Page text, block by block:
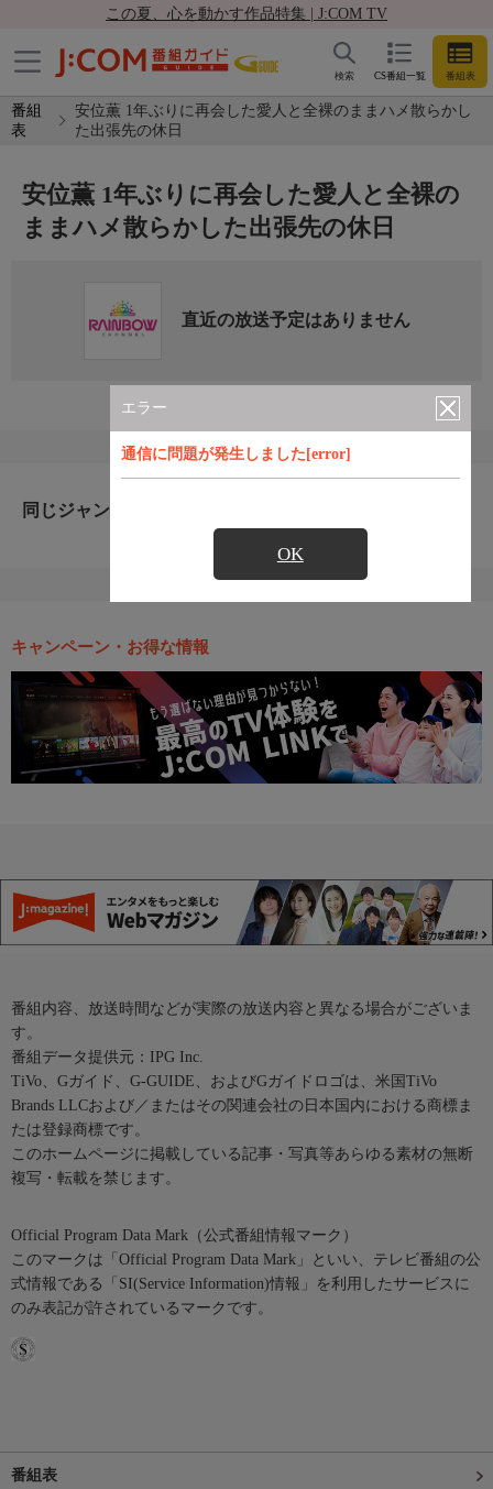
この夏、心を動かす作品特集 | J:COM TV
CS番組一覧 番組表
検索
番組
表
安位薫 1年ぶりに再会した愛人と全裸のままハメ散らかし
た出張先の休日
エラー
通信に問題が発生しました[error]
OK
安位薫 1年ぶりに再会した愛人と全裸の
ままハメ散らかした出張先の休日
直近の放送予定はありません
同じジャンルのおすすめ番組
キャンペーン・お得な情報
番組内容、放送時間などが実際の放送内容と異なる場合がございま
す。
番組データ提供元：IPG Inc.
TiVo、Gガイド、G-GUIDE、およびGガイドロゴは、米国TiVo
Brands LLCおよび／またはその関連会社の日本国内における商標ま
たは登録商標です。
このホームページに掲載している記事・写真等あらゆる素材の無断
複写・転載を禁じます。
Official Program Data Mark（公式番組情報マーク）
このマークは「Official Program Data Mark」といい、テレビ番組の公
式情報である「SI(Service Information)情報」を利用したサービスに
のみ表記が許されているマークです。
番組表